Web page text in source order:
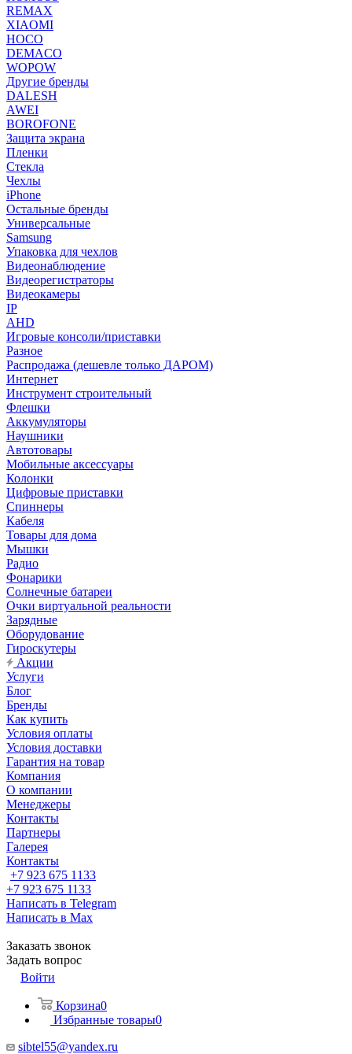
REMAX
XIAOMI
HOCO
DEMACO
WOPOW
Другие бренды
DALESH
AWEI
BOROFONE
Защита экрана
Пленки
Стекла
Чехлы
iPhone
Остальные бренды
Универсальные
Samsung
Упаковка для чехлов
Видеонаблюдение
Видеорегистраторы
Видеокамеры
IP
AHD
Игровые консоли/приставки
Разное
Распродажа (дешевле только ДАРОМ)
Интернет
Инструмент строительный
Флешки
Аккумуляторы
Наушники
Автотовары
Мобильные аксессуары
Колонки
Цифровые приставки
Спиннеры
Кабеля
Товары для дома
Мышки
Радио
Фонарики
Солнечные батареи
Очки виртуальной реальности
Зарядные
Оборудование
Гироскутеры
Акции
Услуги
Блог
Бренды
Как купить
Условия оплаты
Условия доставки
Гарантия на товар
Компания
О компании
Менеджеры
Контакты
Партнеры
Галерея
Контакты
+7 923 675 1133
+7 923 675 1133
Написать в Telegram
Написать в Max
Заказать звонок
Задать вопрос
Войти
Корзина0
Избранные товары0
sibtel55@yandex.ru